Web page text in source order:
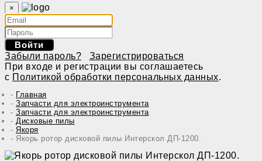
×
Войти
Забыли пароль?
Зарегистрироваться
При входе и регистрации вы соглашаетесь
с Политикой обработки персональных данных.
Главная
Запчасти для электроинструмента
Запчасти для электроинструмента
Дисковые пилы
Якоря
Якорь ротор дисковой пилы Интерскол ДП-1200.